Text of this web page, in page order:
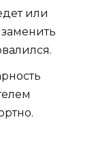
или